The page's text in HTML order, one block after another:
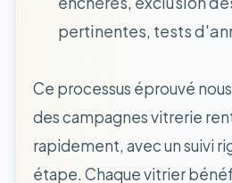
pertinentes, tests
Ce processus éprouvé
des campagnes vitrerie
rapidement, avec un suivi
étape. Chaque vitrier